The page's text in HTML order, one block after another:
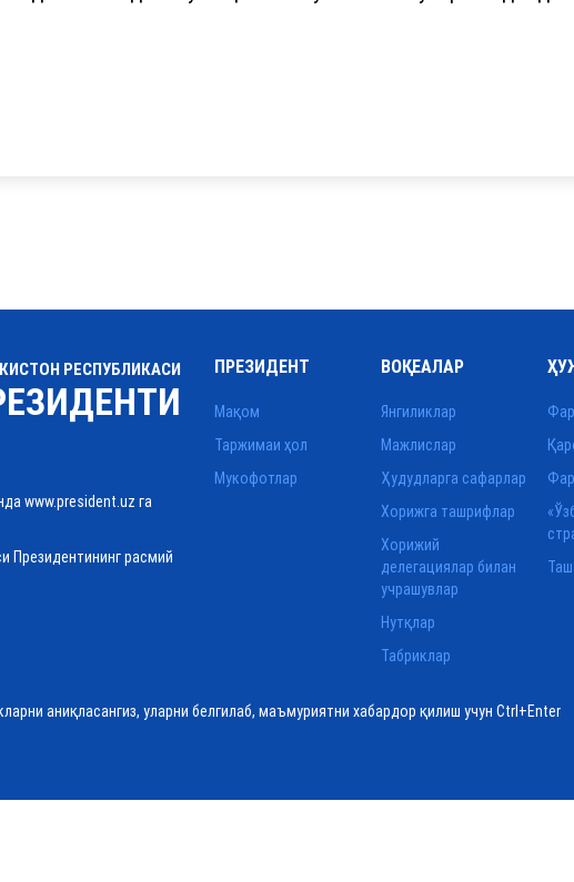
РЕСПУБЛИКАСИ
www.president.uz га
Президентининг расмий
ПРЕЗИДЕНТ
Мақом
Таржимаи ҳол
Мукофотлар
ВОҚЕАЛАР
Янгиликлар
Мажлислар
Ҳудудларга сафарлар
Хорижга ташрифлар
Хорижий
делегациялар билан
учрашувлар
Нутқлар
Табриклар
аниқласангиз, уларни белгилаб, маъмуриятни хабардор қилиш учун Ctrl+Enter